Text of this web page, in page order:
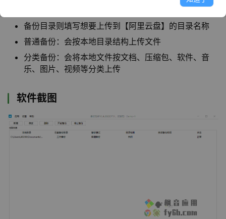
双击打开程序，登录阿里云盘账号，选择要备份的目录
备份目录则填写想要上传到【阿里云盘】的目录名称
普通备份：会按本地目录结构上传文件
分类备份：会将本地文件按文档、压缩包、软件、音
乐、图片、视频等分类上传
软件截图